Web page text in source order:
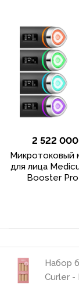
2 522
Микротоковый
для лица
Booster Pro
Набор
Curler -